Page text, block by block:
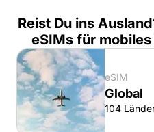
Reist Du ins
eSIMs für
eSIM
Global
104